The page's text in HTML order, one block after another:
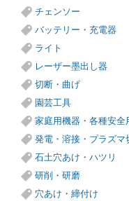
チェンソー
バッテリー・充電器
ライト
レーザー墨出し器
切断・曲げ
園芸工具
家庭用機器・各種安全
発電・溶接・プラズ
石土穴あけ・ハツリ
研削・研磨
穴あけ・締付け